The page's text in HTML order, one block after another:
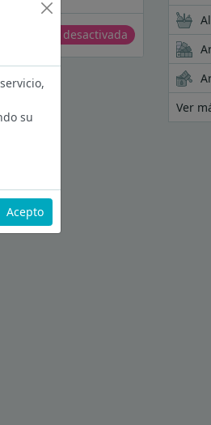
Oferta desactivada
Ver
su
Acepto